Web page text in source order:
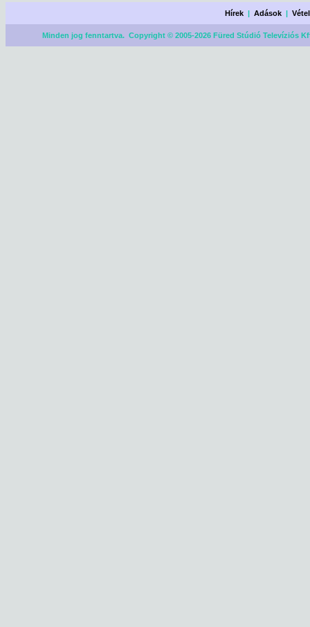
Hírek |Adások |
Minden jog fenntartva. Copyright © 2005-2026 Füred Stúdió Televíziós